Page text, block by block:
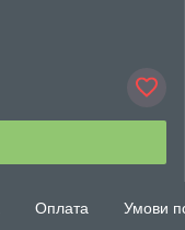
Оплата Умови